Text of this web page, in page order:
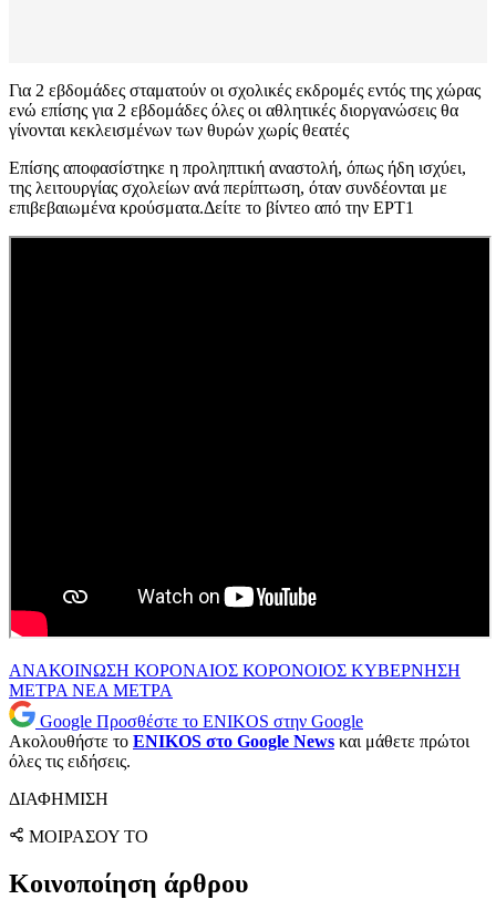
Για 2 εβδομάδες σταματούν οι σχολικές εκδρομές εντός της χώρας
ενώ επίσης για 2 εβδομάδες όλες οι αθλητικές διοργανώσεις θα
γίνονται κεκλεισμένων των θυρών χωρίς θεατές
Επίσης αποφασίστηκε η προληπτική αναστολή, όπως ήδη ισχύει,
της λειτουργίας σχολείων ανά περίπτωση, όταν συνδέονται με
επιβεβαιωμένα κρούσματα.Δείτε το βίντεο από την ΕΡΤ1
ΑΝΑΚΟΙΝΩΣΗ ΚΟΡΟΝΑΙΟΣ ΚΟΡΟΝΟΙΟΣ ΚΥΒΕΡΝΗΣΗ
ΜΕΤΡΑ ΝΕΑ ΜΕΤΡΑ
Google Προσθέστε το ENIKOS στην Google
Ακολουθήστε το ENIKOS στο Google News και μάθετε πρώτοι
όλες τις ειδήσεις.
ΔΙΑΦΗΜΙΣΗ
ΜΟΙΡΑΣΟΥ ΤΟ
Κοινοποίηση άρθρου